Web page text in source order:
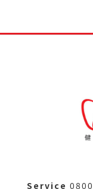
Service